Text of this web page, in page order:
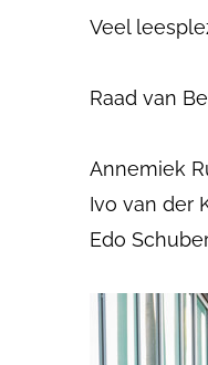
Veel
Raad van
Annemiek
Ivo van der
Edo